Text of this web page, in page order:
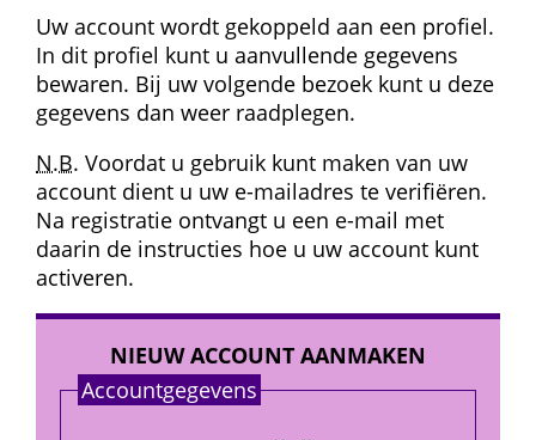
Uw account wordt gekoppeld aan een profiel.
In dit profiel kunt u aanvullende gegevens
bewaren. Bij uw volgende bezoek kunt u deze
gegevens dan weer raadplegen.
N.B. Voordat u gebruik kunt maken van uw
account dient u uw e-mailadres te verifiëren.
Na registratie ontvangt u een e-mail met
daarin de instructies hoe u uw account kunt
activeren.
NIEUW ACCOUNT AANMAKEN
Account­gegevens